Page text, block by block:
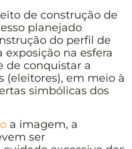
de construção de
planejado
do perfil de
na esfera
de conquistar a
(eleitores), em meio à
simbólicas dos
a imagem, a
ser